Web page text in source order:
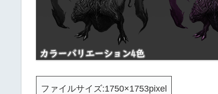
ファイルサイズ:1750×1753pixel